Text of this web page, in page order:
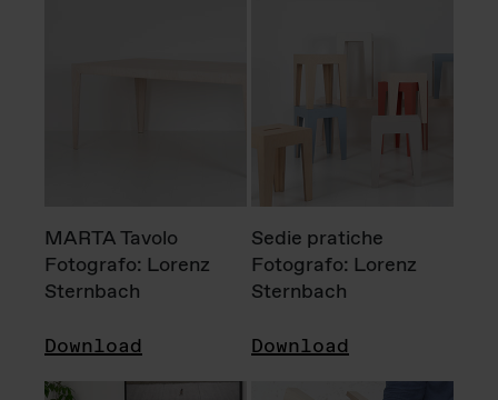
MARTA Tavolo
Fotografo: Lorenz
Sternbach
Download
Sedie pratiche
Fotografo: Lorenz
Sternbach
Download